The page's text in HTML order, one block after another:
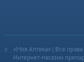
«Моя Аптека» | Все
Интернет-магазин